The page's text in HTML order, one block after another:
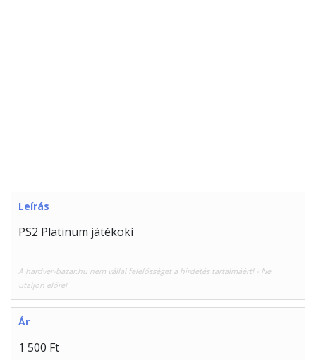
Leírás
PS2 Platinum játékokí
A hardver-bazar.hu nem vállal felelősséget a hirdetés tartalmáért! - Ne
utaljon előre!
Ár
1 500 Ft